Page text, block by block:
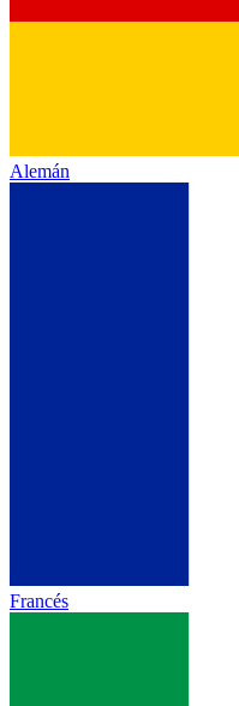
Alemán
Francés